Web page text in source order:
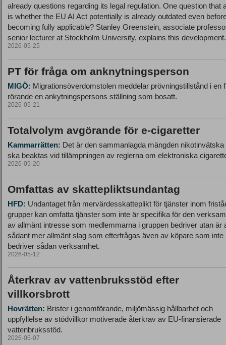
already questions regarding its legal regulation. One question that
is whether the EU AI Act potentially is already outdated even
becoming fully applicable? Stanley Greenstein, associate
senior lecturer at Stockholm University, explains this development.
2026-05-25
PT för fråga om anknytningsperson
MIGÖ: Migrationsöverdomstolen meddelar prövningstillstånd i en
rörande en ankytningspersons ställning som bosatt.
2026-05-21
Totalvolym avgörande för e‑cigaretter
Kammarrätten: Det är den sammanlagda mängden
ska beaktas vid tillämpningen av reglerna om elektroniska
2026-05-20
Omfattas av skattepliktsundantag
HFD: Undantaget från mervärdesskatteplikt för tjänster inom
grupper kan omfatta tjänster som inte är specifika för den
av allmänt intresse som medlemmarna i gruppen bedriver utan är
sådant mer allmänt slag som efterfrågas även av köpare som inte
bedriver sådan verksamhet.
2026-05-12
Återkrav av vattenbruksstöd efter
villkorsbrott
Hovrätten: Brister i genomförande, miljömässig hållbarhet och
uppfyllelse av stödvillkor motiverade återkrav av EU‑finansierade
vattenbruksstöd.
2026-05-07